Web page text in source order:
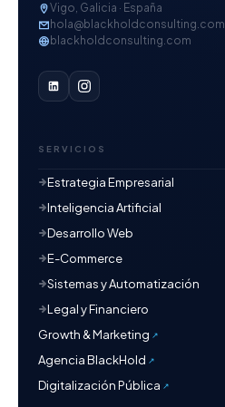
Vigo, Galicia · España
hola@blackholdconsulting.com
blackholdconsulting.com
SERVICIOS
Estrategia Empresarial
Inteligencia Artificial
Desarrollo Web
E-Commerce
Sistemas y Automatización
Legal y Financiero
Growth & Marketing
Agencia BlackHold
Digitalización Pública